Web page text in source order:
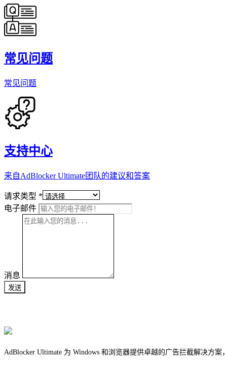
常见问题
常见问题
支持中心
来自AdBlocker Ultimate团队的建议和答案
请求类型 *
电子邮件
消息
发送
AdBlocker Ultimate 为 Windows 和浏览器提供卓越的广告拦截解决方